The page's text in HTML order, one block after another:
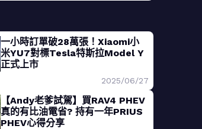
一小時訂單破28萬張！Xiaomi小
米YU7對標Tesla特斯拉Model Y
正式上市
2025/06/27
【Andy老爹試駕】買RAV4 PHEV
真的有比油電省? 持有一年PRIUS
PHEV心得分享